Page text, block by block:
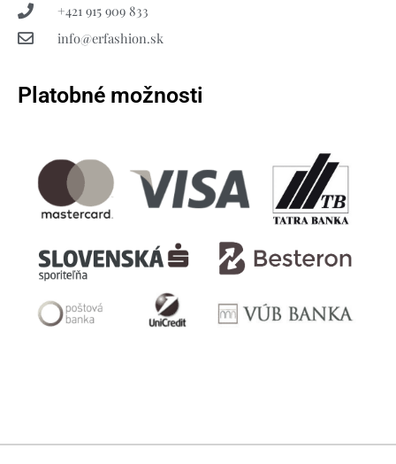
+421 915 909 833
info@erfashion.sk
Platobné možnosti